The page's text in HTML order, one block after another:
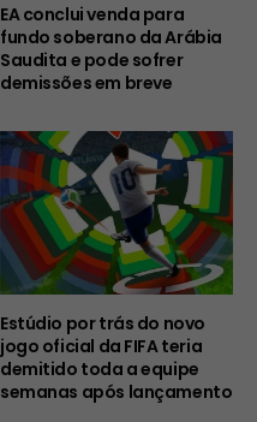
EA conclui venda para
fundo soberano da Arábia
Saudita e pode sofrer
demissões em breve
Estúdio por trás do novo
jogo oficial da FIFA teria
demitido toda a equipe
semanas após lançamento